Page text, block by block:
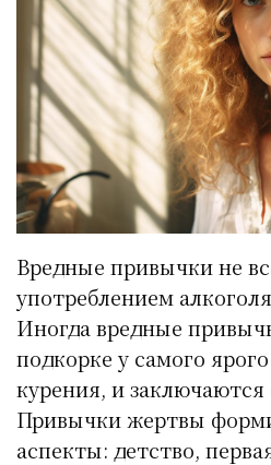
Вредные привычки не
употреблением
Иногда вредные
подкорке у самого
курения, и
Привычки жертвы
аспекты: детство,